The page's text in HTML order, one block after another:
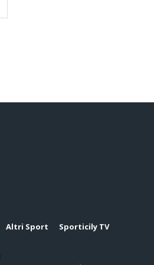
Altri Sport Sporticily TV